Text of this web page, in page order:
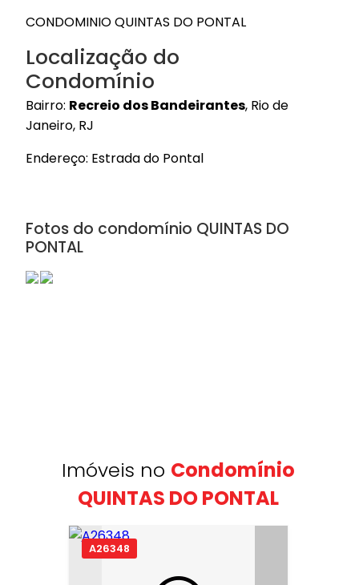
CONDOMINIO QUINTAS DO PONTAL
Localização do
Condomínio
Bairro: Recreio dos Bandeirantes, Rio de
Janeiro, RJ
Endereço: Estrada do Pontal
Fotos do condomínio QUINTAS DO
PONTAL
Imóveis no Condomínio
QUINTAS DO PONTAL
A26348